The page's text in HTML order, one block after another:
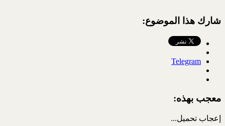
شارك هذا الموضوع:
Telegram
معجب بهذه:
إعجاب تحميل...